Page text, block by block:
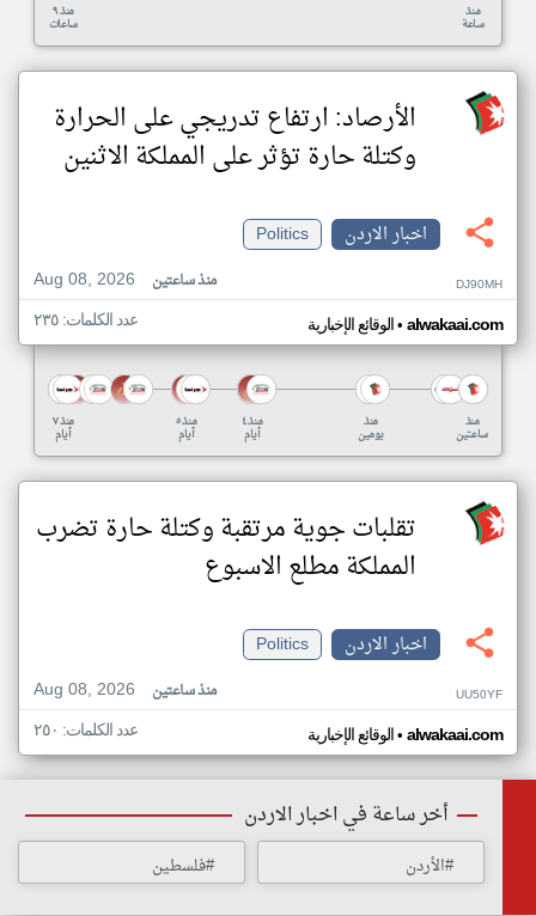
منذ ٩
ساعات
منذ
ساعة
الأرصاد: ارتفاع تدريجي على الحرارة
وكتلة حارة تؤثر على المملكة الاثنين
اخبار الاردن
Politics
Aug 08, 2026
منذ ساعتين DJ90MH
الوقائع الإخبارية• alwakaai.com عدد الكلمات: ٢٣٥
منذ ٧
أيام
منذ ٥
أيام
منذ ٤
أيام
منذ
يومين
منذ
ساعتين
تقلبات جوية مرتقبة وكتلة حارة تضرب
المملكة مطلع الاسبوع
اخبار الاردن
Politics
Aug 08, 2026
منذ ساعتين UU50YF
الوقائع الإخبارية• alwakaai.com عدد الكلمات: ٢٥٠
أخر ساعة في اخبار الاردن
#الأردن #فلسطين